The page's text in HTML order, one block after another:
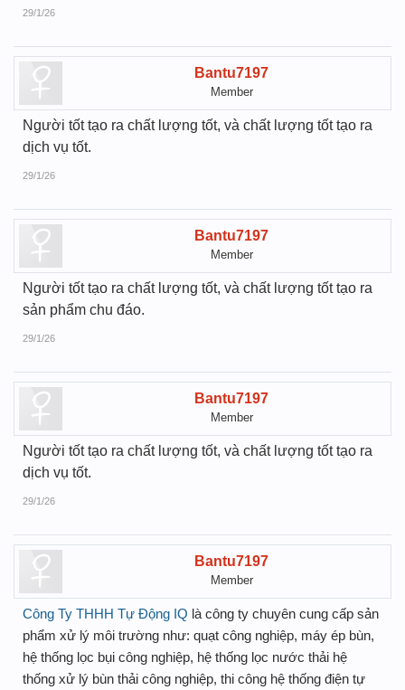
29/1/26
Bantu7197
Member
Người tốt tạo ra chất lượng tốt, và chất lượng tốt tạo ra
dịch vụ tốt.
29/1/26
Bantu7197
Member
Người tốt tạo ra chất lượng tốt, và chất lượng tốt tạo ra
sản phẩm chu đáo.
29/1/26
Bantu7197
Member
Người tốt tạo ra chất lượng tốt, và chất lượng tốt tạo ra
dịch vụ tốt.
29/1/26
Bantu7197
Member
Công Ty THHH Tự Động IQ là công ty chuyên cung cấp sản
phẩm xử lý môi trường như: quạt công nghiệp, máy ép bùn,
hệ thống lọc bụi công nghiệp, hệ thống lọc nước thải hệ
thống xử lý bùn thải công nghiệp, thi công hệ thống điện tự